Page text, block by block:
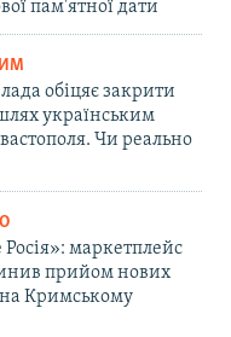
пам'ятної дати
обіцяє закрити
українським
Чи реально
маркетплейс
прийом нових
Кримському